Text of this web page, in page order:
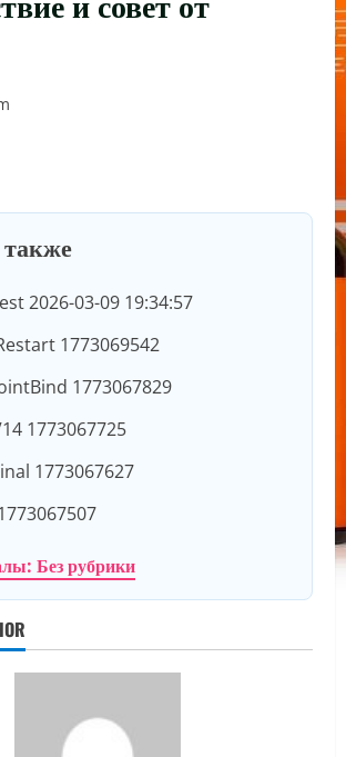
2026-03-09 19:34:57
1773069542
1773067829
1773067725
1773067627
Без рубрики